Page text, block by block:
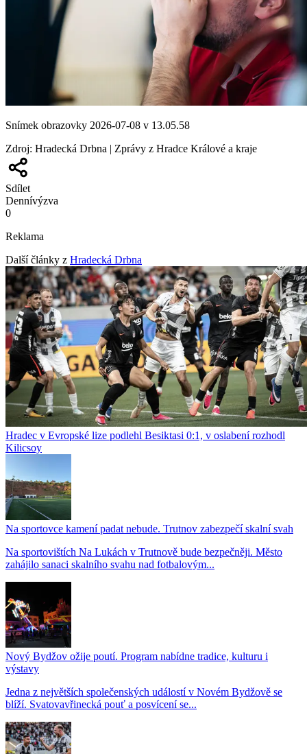
Snímek obrazovky 2026-07-08 v 13.05.58
Zdroj: Hradecká Drbna | Zprávy z Hradce Králové a kraje
Sdílet
Dennívýzva
0
Reklama
Další články z Hradecká Drbna
Hradec v Evropské lize podlehl Besiktasi 0:1, v oslabení rozhodl
Kilicsoy
Na sportovce kamení padat nebude. Trutnov zabezpečí skalní svah
Na sportovištích Na Lukách v Trutnově bude bezpečněji. Město
zahájilo sanaci skalního svahu nad fotbalovým...
Nový Bydžov ožije poutí. Program nabídne tradice, kulturu i
výstavy
Jedna z největších společenských událostí v Novém Bydžově se
blíží. Svatovavřinecká pouť a posvícení se...